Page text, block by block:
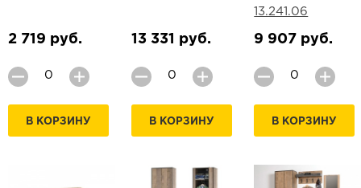
2 719 руб.
В КОРЗИНУ
13 331 руб.
В КОРЗИНУ
13.241.06
9 907 руб.
В КОРЗИНУ